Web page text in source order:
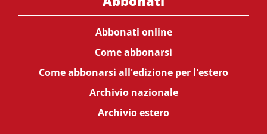
Abbonati online
Come abbonarsi
Come abbonarsi all'edizione per l'estero
Archivio nazionale
Archivio estero